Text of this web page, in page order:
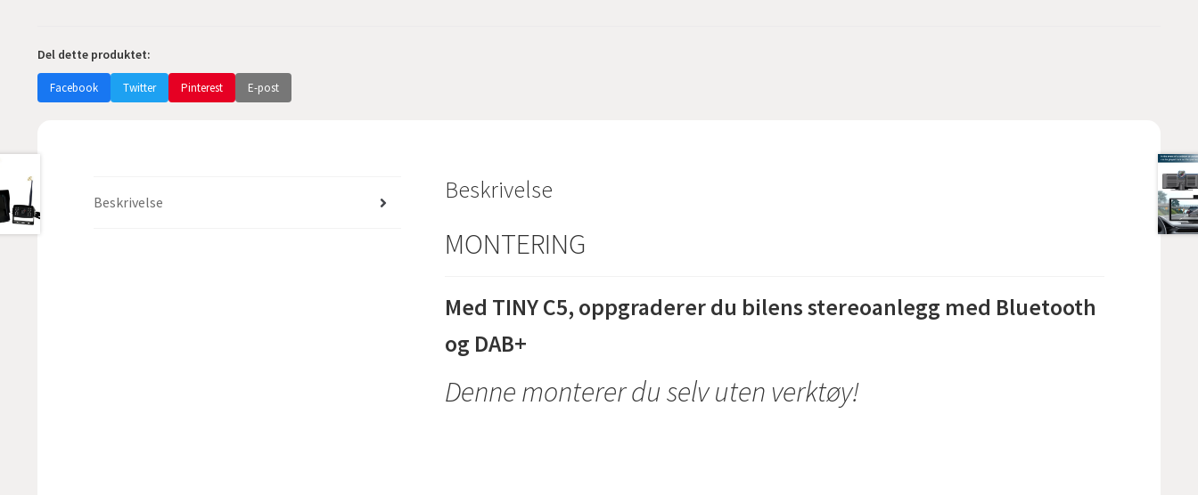
Del dette produktet:
Facebook Twitter Pinterest E-post
Beskrivelse Beskrivelse
MONTERING
Med TINY C5, oppgraderer du bilens stereoanlegg med Bluetooth
og DAB+
Denne monterer du selv uten verktøy!